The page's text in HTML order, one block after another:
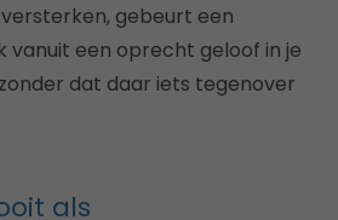
gebeurt een
vanuit een oprecht geloof in je
dat daar iets tegenover
als